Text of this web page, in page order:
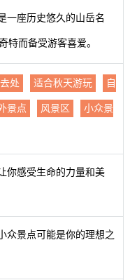
一座历史悠久的山岳名
特而备受游客喜爱。
处 适合秋天游玩 自
景点 风景区 小众景
你感受生命的力量和美
众景点可能是你的理想之